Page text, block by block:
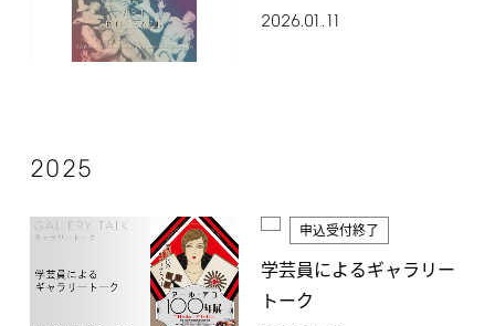
2026.01.11
2025
申込受付終了
学芸員によるギャラリー
トーク